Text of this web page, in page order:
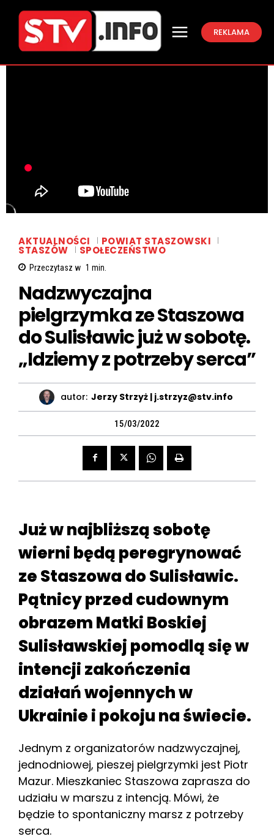
REKLAMA
AKTUALNOŚCI POWIAT STASZOWSKI
STASZÓW SPOŁECZEŃSTWO
Przeczytasz w 1 min.
Nadzwyczajna
pielgrzymka ze Staszowa
do Sulisławic już w sobotę.
„Idziemy z potrzeby serca”
autor: Jerzy Strzyż | j.strzyz@stv.info
15/03/2022
Już w najbliższą sobotę
wierni będą peregrynować
ze Staszowa do Sulisławic.
Pątnicy przed cudownym
obrazem Matki Boskiej
Sulisławskiej pomodlą się w
intencji zakończenia
działań wojennych w
Ukrainie i pokoju na świecie.
Jednym z organizatorów nadzwyczajnej,
jednodniowej, pieszej pielgrzymki jest Piotr
Mazur. Mieszkaniec Staszowa zaprasza do
udziału w marszu z intencją. Mówi, że
będzie to spontaniczny marsz z potrzeby
serca.